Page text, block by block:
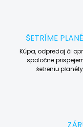
ŠETRÍME
Kúpa, odpredaj či
spoločne
šetreniu planéty